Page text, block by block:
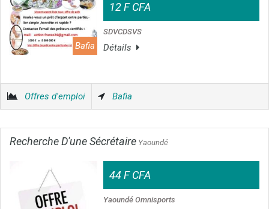
Bafia
12 F CFA
SDVCDSVS
Détails
Offres d'emploi Bafia
Recherche D'une Sécrétaire Yaoundé
44 F CFA
Yaoundé Omnisports